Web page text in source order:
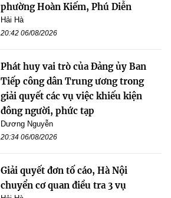
phường Hoàn Kiếm, Phú Diễn
Hải Hà
20:42 06/08/2026
Phát huy vai trò của Đảng ủy Ban
Tiếp công dân Trung ương trong
giải quyết các vụ việc khiếu kiện
đông người, phức tạp
Dương Nguyễn
20:34 06/08/2026
Giải quyết đơn tố cáo, Hà Nội
chuyển cơ quan điều tra 3 vụ